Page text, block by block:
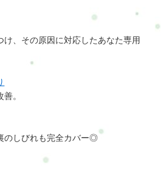
け、その原因に対応したあなた専用
。
のしびれも完全カバー◎